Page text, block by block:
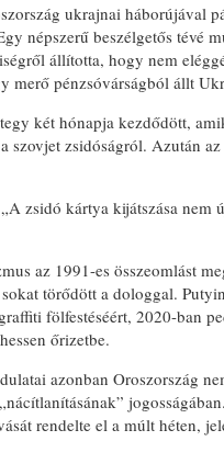
ukrajnai háborújával
népszerű beszélgetős tévé
állította, hogy nem
merő pénzsóvárságból állt
két hónapja kezdődött,
szovjet zsidóságról. Azután
zsidó kártya kijátszása
az 1991-es összeomlást
törődött a dologgal.
fölfestéséért, 2020-ban
őrizetbe.
azonban Oroszország
rendelte el a múlt héten,